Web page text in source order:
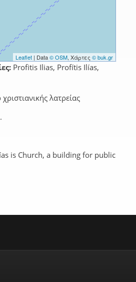
Leaflet | Data© OSM, Χάρτες © buk.gr
Profitis Ilias, Profítis Ilías,
λατρείας
is Church, a building for public